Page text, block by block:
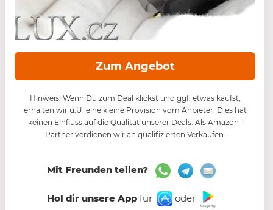
Zum Angebot
Hinweis: Wenn Du zum Deal klickst und ggf. etwas kaufst,
erhalten wir u.U. eine kleine Provision vom Anbieter. Dies hat
keinen Einfluss auf die Qualität unserer Deals. Als Amazon-
Partner verdienen wir an qualifizierten Verkäufen.
Mit Freunden teilen?
Hol dir unsere Appfür oder